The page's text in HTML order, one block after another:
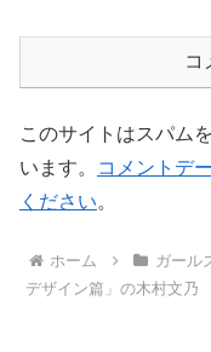
コ
このサイトはスパム
います。
コメントデ
ください。
ホーム ガール
デザイン篇」の木村文乃